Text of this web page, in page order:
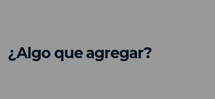
¿Algo que agregar?